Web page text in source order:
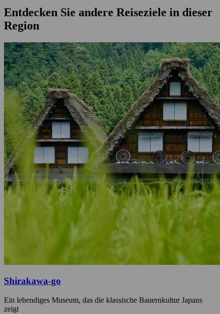
Entdecken Sie andere Reiseziele in dieser
Region
Shirakawa-go
Ein lebendiges Museum, das die klassische Bauernkultur Japans
zeigt